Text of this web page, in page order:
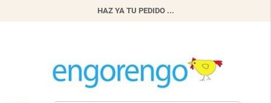
HAZ YA TU PEDIDO ...